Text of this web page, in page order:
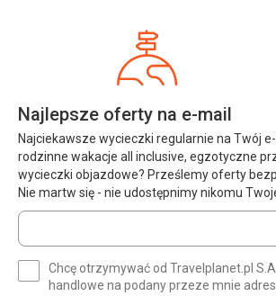
Najlepsze oferty na e-mail
Najciekawsze wycieczki regularnie na Twój
rodzinne wakacje all inclusive, egzotyczne
wycieczki objazdowe? Prześlemy oferty
Nie martw się - nie udostępnimy nikomu
Wprowadź
swój
(wymagane)
Chcę otrzymywać od Travelplanet.pl
handlowe na podany przeze mnie